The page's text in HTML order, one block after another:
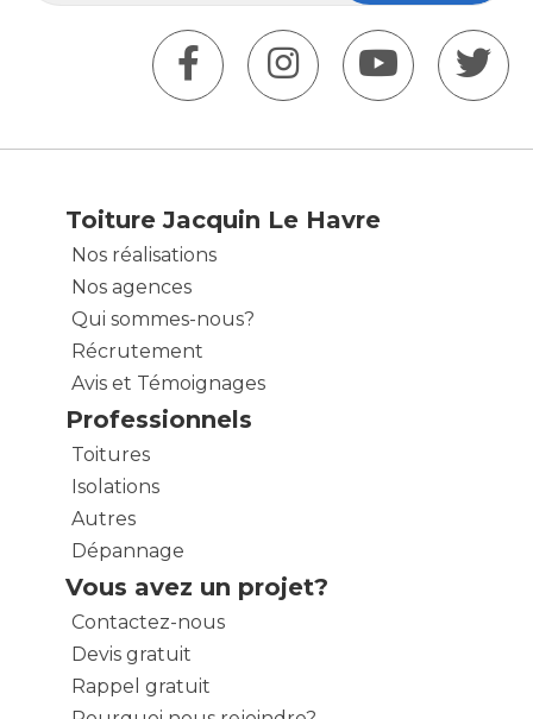
Toiture Jacquin Le Havre
Nos réalisations
Nos agences
Qui sommes-nous?
Récrutement
Avis et Témoignages
Professionnels
Toitures
Isolations
Autres
Dépannage
Vous avez un projet?
Contactez-nous
Devis gratuit
Rappel gratuit